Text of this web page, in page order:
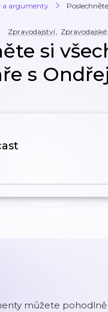
a argumenty
Zpravodajství,
si
s
můžete